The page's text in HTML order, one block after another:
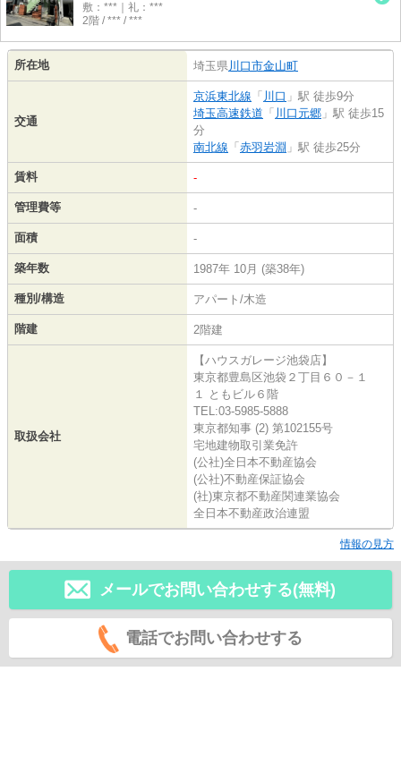
敷：***｜礼：***
2階 / *** / ***
所在地 埼玉県川口市金山町
交通
京浜東北線 「 川口 」駅 徒歩9分
埼玉高速鉄道 「 川口元郷 」駅 徒歩15
分
南北線 「 赤羽岩淵 」駅 徒歩25分
賃料 -
管理費等 -
面積 -
築年数 1987年 10月 (築38年)
種別/構造 アパート/木造
階建 2階建
取扱会社
【ハウスガレージ池袋店】
東京都豊島区池袋２丁目６０－１
１ ともビル６階
TEL:03-5985-5888
東京都知事 (2) 第102155号
宅地建物取引業免許
(公社)全日本不動産協会
(公社)不動産保証協会
(社)東京都不動産関連業協会
全日本不動産政治連盟
情報の見方
メールでお問い合わせする(無料)
電話でお問い合わせする